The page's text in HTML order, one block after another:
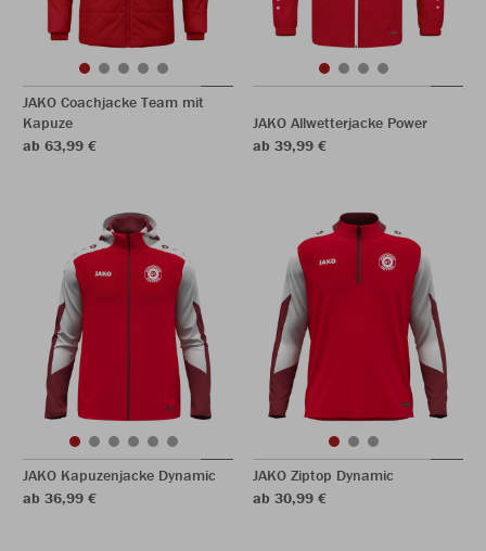
JAKO Coachjacke Team mit
Kapuze
ab 63,99 €
JAKO Allwetterjacke Power
ab 39,99 €
JAKO Kapuzenjacke Dynamic
ab 36,99 €
JAKO Ziptop Dynamic
ab 30,99 €